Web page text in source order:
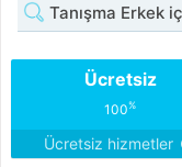
Tanışma Erkek
Ücretsiz
100%
Ücretsiz hizmetler